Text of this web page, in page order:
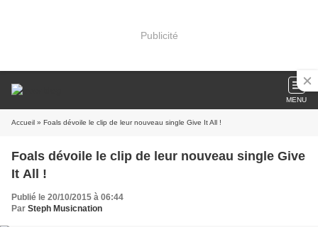
Publicité
MENU
Accueil » Foals dévoile le clip de leur nouveau single Give It All !
Foals dévoile le clip de leur nouveau single Give
It All !
Publié le 20/10/2015 à 06:44
Par Steph Musicnation